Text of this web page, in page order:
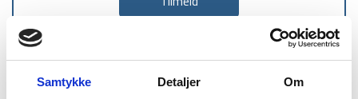
Samtykke Detaljer Om
levering
499 kr
returret